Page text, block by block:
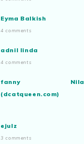
Eyma Balkish
4 comments
adnil linda
4 comments
fanny Nila
(dcatqueen.com)
ejulz
3 comments